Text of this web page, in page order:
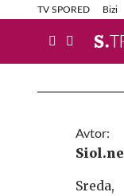
TV SPORED Bizi
Info in obvestila
Avtor:
Sreda,